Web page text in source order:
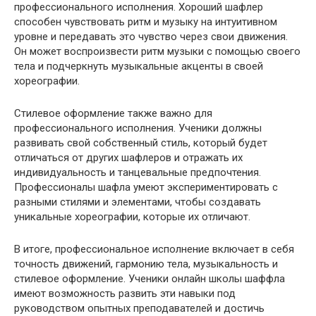
профессионального исполнения. Хороший шафлер
способен чувствовать ритм и музыку на интуитивном
уровне и передавать это чувство через свои движения.
Он может воспроизвести ритм музыки с помощью своего
тела и подчеркнуть музыкальные акценты в своей
хореографии.
Стилевое оформление также важно для
профессионального исполнения. Ученики должны
развивать свой собственный стиль, который будет
отличаться от других шафлеров и отражать их
индивидуальность и танцевальные предпочтения.
Профессионалы шафла умеют экспериментировать с
разными стилями и элементами, чтобы создавать
уникальные хореографии, которые их отличают.
В итоге, профессиональное исполнение включает в себя
точность движений, гармонию тела, музыкальность и
стилевое оформление. Ученики онлайн школы шаффла
имеют возможность развить эти навыки под
руководством опытных преподавателей и достичь